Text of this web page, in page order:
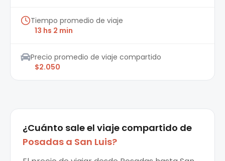
Tiempo promedio de viaje
13 hs 2 min
Precio promedio de viaje compartido
$2.050
¿Cuánto sale el viaje compartido de
Posadas a San Luis?